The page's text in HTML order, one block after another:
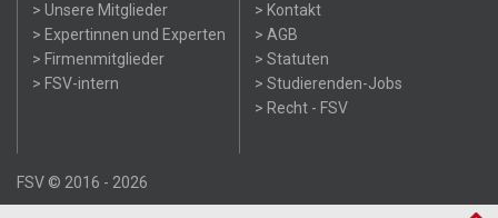
> Unsere Mitglieder
> Expertinnen und Experten
> Firmenmitglieder
> FSV-intern
> Kontakt
> AGB
> Statuten
> Studierenden-Jobs
> Recht - FSV
FSV © 2016 - 2026